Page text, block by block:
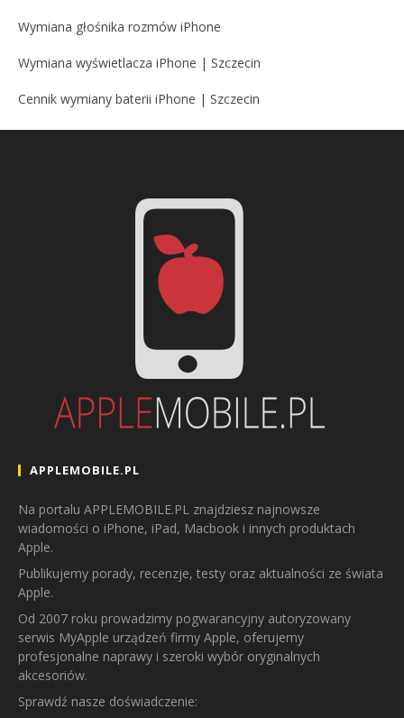
Wymiana głośnika rozmów iPhone
Wymiana wyświetlacza iPhone | Szczecin
Cennik wymiany baterii iPhone | Szczecin
APPLEMOBILE.PL
Na portalu APPLEMOBILE.PL znajdziesz najnowsze
wiadomości o iPhone, iPad, Macbook i innych produktach
Apple.
Publikujemy porady, recenzje, testy oraz aktualności ze świata
Apple.
Od 2007 roku prowadzimy pogwarancyjny autoryzowany
serwis MyApple urządzeń firmy Apple, oferujemy
profesjonalne naprawy i szeroki wybór oryginalnych
akcesoriów.
Sprawdź nasze doświadczenie: